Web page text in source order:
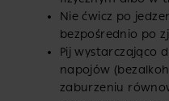
Nie ćwicz po
bezpośrednio po
Pij wystarczająco
napojów
zaburzeniu